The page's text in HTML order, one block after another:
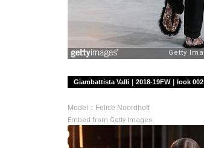
Giambattista Valli｜2018-19FW｜look 002
Model：Felice Noordhoff
Embed from Getty Images